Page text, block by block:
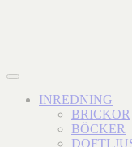
INREDNING
BRICKOR
BÖCKER